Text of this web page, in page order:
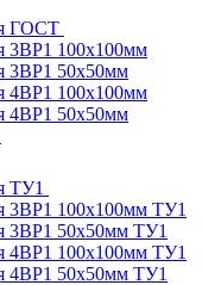
ГОСТ
3ВР1 100x100мм
3ВР1 50x50мм
4ВР1 100x100мм
4ВР1 50x50мм
ТУ1
3ВР1 100x100мм ТУ1
3ВР1 50x50мм ТУ1
4ВР1 100x100мм ТУ1
4ВР1 50x50мм ТУ1